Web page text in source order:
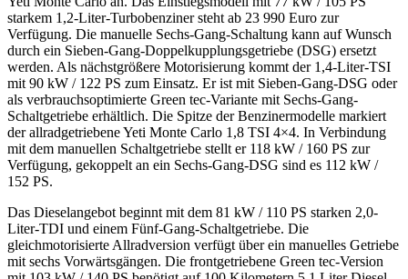
starkem 1,2-Liter-Turbobenziner steht ab 23 990 Euro zur
Verfügung. Die manuelle Sechs-Gang-Schaltung kann auf Wunsch
durch ein Sieben-Gang-Doppelkupplungsgetriebe (DSG) ersetzt
werden. Als nächstgrößere Motorisierung kommt der 1,4-Liter-TSI
mit 90 kW / 122 PS zum Einsatz. Er ist mit Sieben-Gang-DSG oder
als verbrauchsoptimierte Green tec-Variante mit Sechs-Gang-
Schaltgetriebe erhältlich. Die Spitze der Benzinermodelle markiert
der allradgetriebene Yeti Monte Carlo 1,8 TSI 4×4. In Verbindung
mit dem manuellen Schaltgetriebe stellt er 118 kW / 160 PS zur
Verfügung, gekoppelt an ein Sechs-Gang-DSG sind es 112 kW /
152 PS.
Das Dieselangebot beginnt mit dem 81 kW / 110 PS starken 2,0-
Liter-TDI und einem Fünf-Gang-Schaltgetriebe. Die
gleichmotorisierte Allradversion verfügt über ein manuelles Getriebe
mit sechs Vorwärtsgängen. Die frontgetriebene Green tec-Version